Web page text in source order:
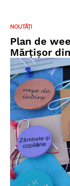
NOUTĂȚI
Plan de
Mărțișor